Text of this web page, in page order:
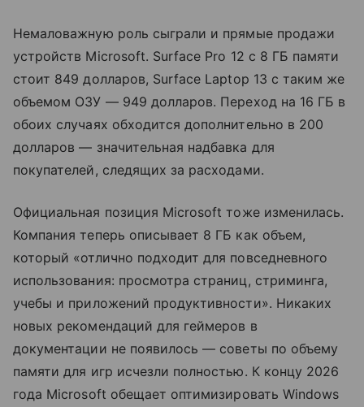
Немаловажную роль сыграли и прямые продажи
устройств Microsoft. Surface Pro 12 с 8 ГБ памяти
стоит 849 долларов, Surface Laptop 13 с таким же
объемом ОЗУ — 949 долларов. Переход на 16 ГБ в
обоих случаях обходится дополнительно в 200
долларов — значительная надбавка для
покупателей, следящих за расходами.
Официальная позиция Microsoft тоже изменилась.
Компания теперь описывает 8 ГБ как объем,
который «отлично подходит для повседневного
использования: просмотра страниц, стриминга,
учебы и приложений продуктивности». Никаких
новых рекомендаций для геймеров в
документации не появилось — советы по объему
памяти для игр исчезли полностью. К концу 2026
года Microsoft обещает оптимизировать Windows